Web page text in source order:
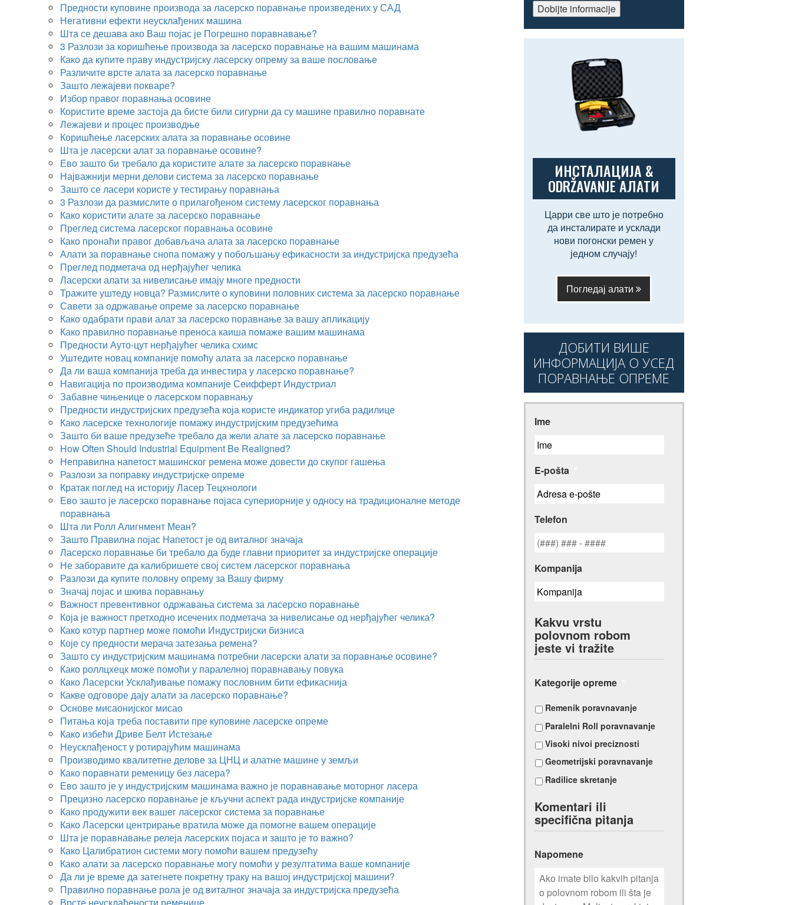
Предности куповине производа за ласерско поравнање произведених у САД
Негативни ефекти неусклађених машина
Шта се дешава ако Ваш појас је Погрешно поравнавање?
3 Разлози за коришћење производа за ласерско поравнање на вашим машинама
Како да купите праву индустријску ласерску опрему за ваше пословање
Различите врсте алата за ласерско поравнање
Зашто лежајеви покваре?
Избор правог поравнања осовине
Користите време застоја да бисте били сигурни да су машине правилно поравнате
Лежајеви и процес производње
Коришћење ласерских алата за поравнање осовине
Шта је ласерски алат за поравнање осовине?
Ево зашто би требало да користите алате за ласерско поравнање
Најважнији мерни делови система за ласерско поравнање
Зашто се ласери користе у тестирању поравнања
3 Разлози да размислите о прилагођеном систему ласерског поравнања
Како користити алате за ласерско поравнање
Преглед система ласерског поравнања осовине
Како пронаћи правог добављача алата за ласерско поравнање
Алати за поравнање снопа помажу у побољшању ефикасности за индустријска предузећа
Преглед подметача од нерђајућег челика
Ласерски алати за нивелисање имају многе предности
Тражите уштеду новца? Размислите о куповини половних система за ласерско поравнање
Савети за одржавање опреме за ласерско поравнање
Како одабрати прави алат за ласерско поравнање за вашу апликацију
Како правилно поравнање преноса каиша помаже вашим машинама
Предности Ауто-цут нерђајућег челика схимс
Уштедите новац компаније помоћу алата за ласерско поравнање
Да ли ваша компанија треба да инвестира у ласерско поравнање?
Навигација по производима компаније Сеифферт Индустриал
Забавне чињенице о ласерском поравнању
Предности индустријских предузећа која користе индикатор угиба радилице
Како ласерске технологије помажу индустријским предузећима
Зашто би ваше предузеће требало да жели алате за ласерско поравнање
How Often Should Industrial Equipment Be Realigned?
Неправилна напетост машинског ремена може довести до скупог гашења
Разлози за поправку индустријске опреме
Кратак поглед на историју Ласер Тецхнологи
Ево зашто је ласерско поравнање појаса супериорније у односу на традиционалне методе
поравнања
Шта ли Ролл Алигнмент Меан?
Зашто Правилна појас Напетост је од виталног значаја
Ласерско поравнање би требало да буде главни приоритет за индустријске операције
Не заборавите да калибришете свој систем ласерског поравнања
Разлози да купите половну опрему за Вашу фирму
Значај појас и шкива поравнању
Важност превентивног одржавања система за ласерско поравнање
Која је важност претходно исечених подметача за нивелисање од нерђајућег челика?
Како котур партнер може помоћи Индустријски бизниса
Које су предности мерача затезања ремена?
Зашто су индустријским машинама потребни ласерски алати за поравнање осовине?
Како роллцхецк може помоћи у паралелној поравнавању повука
Како Ласерски Усклађивање помажу пословним бити ефикаснија
Какве одговоре дају алати за ласерско поравнање?
Основе мисаонијског мисао
Питања која треба поставити пре куповине ласерске опреме
Како избећи Дриве Белт Истезање
Неусклађеност у ротирајућим машинама
Производимо квалитетне делове за ЦНЦ и алатне машине у земљи
Како поравнати ременицу без ласера?
Ево зашто је у индустријским машинама важно је поравнавање моторног ласера
Прецизно ласерско поравнање је кључни аспект рада индустријске компаније
Како продужити век вашег ласерског система за поравнање
Како Ласерски центрирање вратила може да помогне вашем операције
Шта је поравнавање релеја ласерских појаса и зашто је то важно?
Како Цалибратион системи могу помоћи вашем предузећу
Како алати за ласерско поравнање могу помоћи у резултатима ваше компаније
Да ли је време да затегнете покретну траку на вашој индустријској машини?
Правилно поравнање рола је од виталног значаја за индустријска предузећа
Dobijte informacije
ИНСТАЛАЦИЈА &
ODRŽAVANJE АЛАТИ
Царри све што је потребно
да инсталирате и усклади
нови погонски ремен у
једном случају!
Погледај алати
ДОБИТИ ВИШЕ
ИНФОРМАЦИЈА О УСЕД
ПОРАВНАЊЕ ОПРЕМЕ
Ime
E-pošta
Telefon
Kompanija
Kakvu vrstu
polovnom robom
jeste vi tražite
Kategorije opreme
Remenik poravnavanje
Paralelni Roll poravnavanje
Visoki nivoi preciznosti
Geometrijski poravnavanje
Radilice skretanje
Komentari ili
specifična pitanja
Napomene